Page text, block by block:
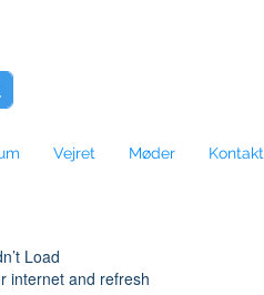
Vejret Møder Kontakt
Load
internet and refresh